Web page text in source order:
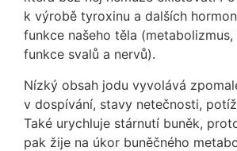
k výrobě tyroxinu a dalších
funkce našeho těla
funkce svalů a nervů).
Nízký obsah jodu vyvolává
v dospívání, stavy netečnosti,
Také urychluje stárnutí buněk,
pak žije na úkor buněčného